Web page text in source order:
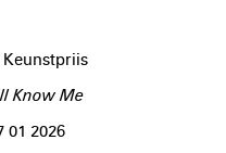
Know Me
01 2026